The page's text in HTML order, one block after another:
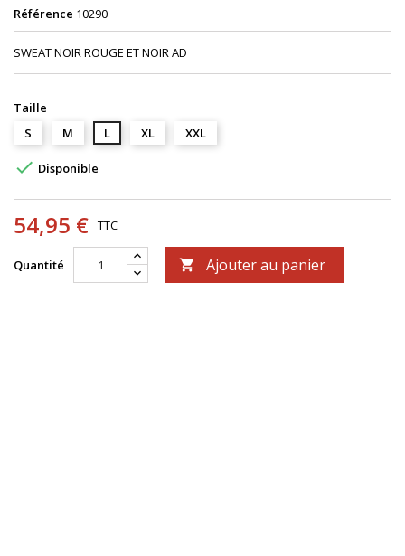
Référence 10290
SWEAT NOIR ROUGE ET NOIR AD
Taille
S
M L XL XXL
 Disponible
54,95 € TTC
Quantité  Ajouter au panier